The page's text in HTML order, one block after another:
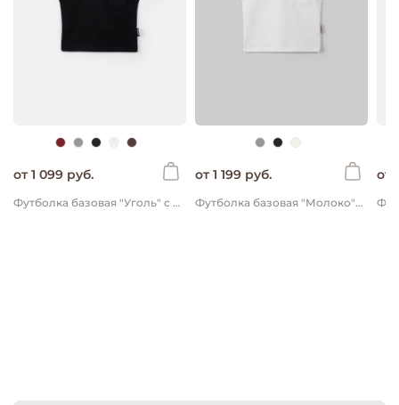
от 1 099 руб.
Футболка базовая "Уголь" с карманом
от 1 199 руб.
Футболка базовая "Молоко" с карманом
от